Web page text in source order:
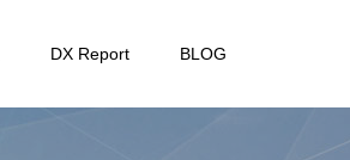
DX Report BLOG